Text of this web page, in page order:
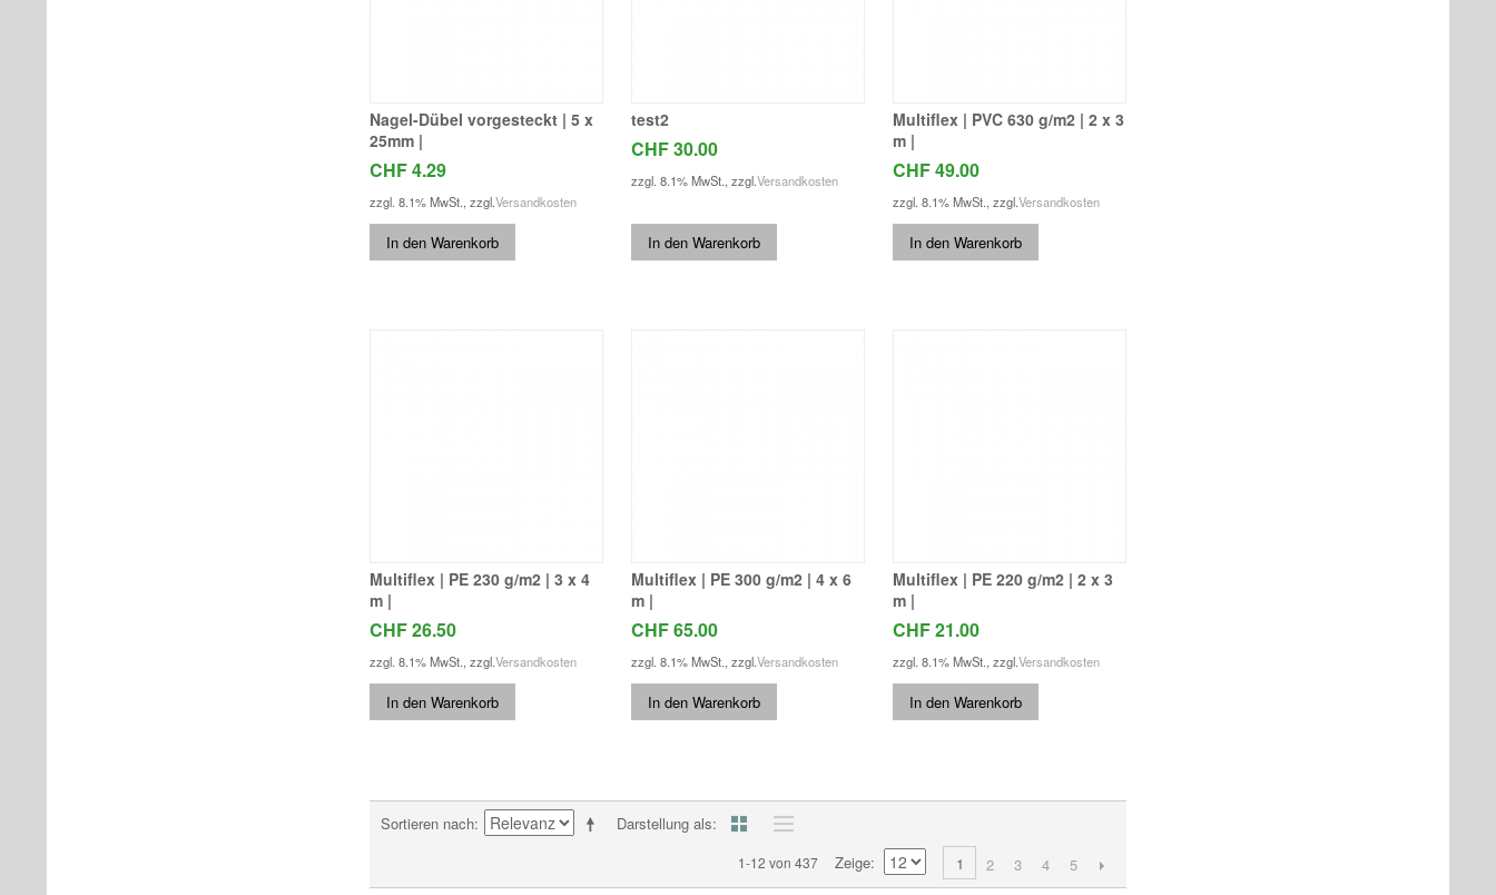
Nagel-Dübel vorgesteckt | 5 x
25mm |
CHF 4.29
zzgl. 8.1% MwSt., zzgl.Versandkosten
In den Warenkorb
test2
CHF 30.00
zzgl. 8.1% MwSt.,zzgl.Versandkosten
In den Warenkorb
Multiflex | PVC 630 g/m2 | 2 x 3
m |
CHF 49.00
zzgl. 8.1% MwSt.,zzgl.Versandkosten
In den Warenkorb
Multiflex | PE 230 g/m2 | 3 x 4
m |
CHF 26.50
zzgl. 8.1% MwSt., zzgl.Versandkosten
In den Warenkorb
Multiflex | PE 300 g/m2 | 4 x 6
m |
CHF 65.00
zzgl. 8.1% MwSt.,zzgl.Versandkosten
In den Warenkorb
Multiflex | PE 220 g/m2 | 2 x 3
m |
CHF 21.00
zzgl. 8.1% MwSt.,zzgl.Versandkosten
In den Warenkorb
Darstellung als
Sortieren nach
1-12 von 437 Zeige 1 2 3 4 5